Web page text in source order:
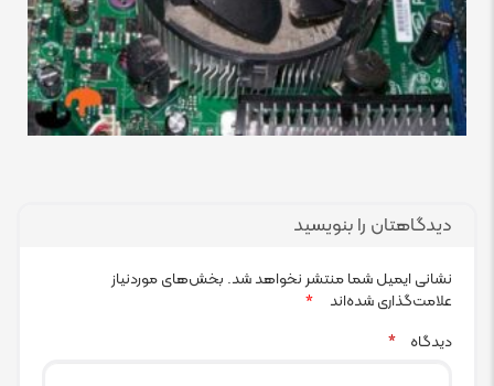
دیدگاهتان را بنویسید
نشانی ایمیل شما منتشر نخواهد شد. بخش‌های موردنیاز
علامت‌گذاری شده‌اند
*
دیدگاه
*